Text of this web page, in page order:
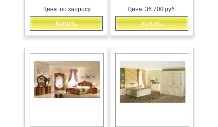
Цена: по запросу
Купить
Цена: 36 700 руб.
Купить